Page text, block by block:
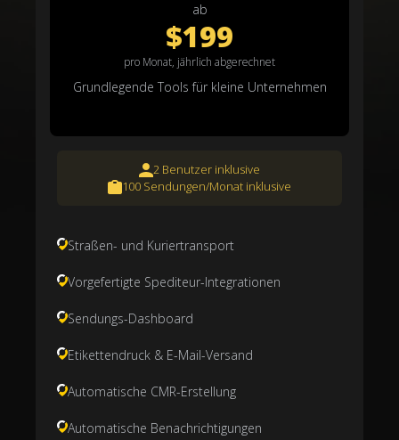
ab
$199
pro Monat, jährlich abgerechnet
Grundlegende Tools für kleine Unternehmen
2 Benutzer inklusive
100 Sendungen/Monat inklusive
Straßen- und Kuriertransport
Vorgefertigte Spediteur-Integrationen
Sendungs-Dashboard
Etikettendruck & E-Mail-Versand
Automatische CMR-Erstellung
Automatische Benachrichtigungen